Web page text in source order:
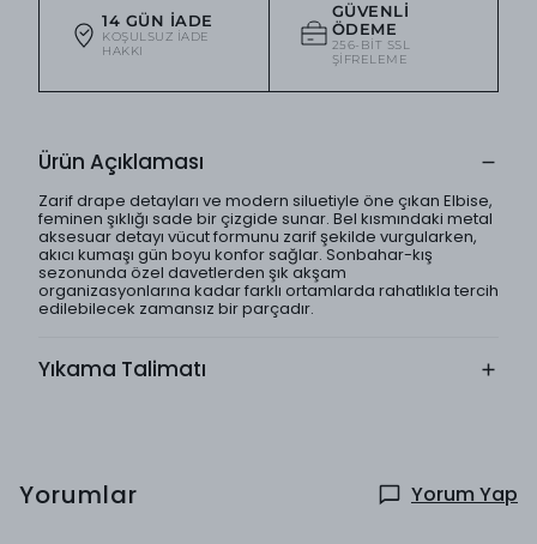
14 GÜN İADE
KOŞULSUZ IADE
HAKKI
GÜVENLI
ÖDEME
256-BIT SSL
ŞIFRELEME
Ürün Açıklaması
Zarif drape detayları ve modern siluetiyle öne çıkan Elbise,
feminen şıklığı sade bir çizgide sunar. Bel kısmındaki metal
aksesuar detayı vücut formunu zarif şekilde vurgularken,
akıcı kumaşı gün boyu konfor sağlar. Sonbahar-kış
sezonunda özel davetlerden şık akşam
organizasyonlarına kadar farklı ortamlarda rahatlıkla tercih
edilebilecek zamansız bir parçadır.
Yıkama Talimatı
Yorumlar Yorum Yap